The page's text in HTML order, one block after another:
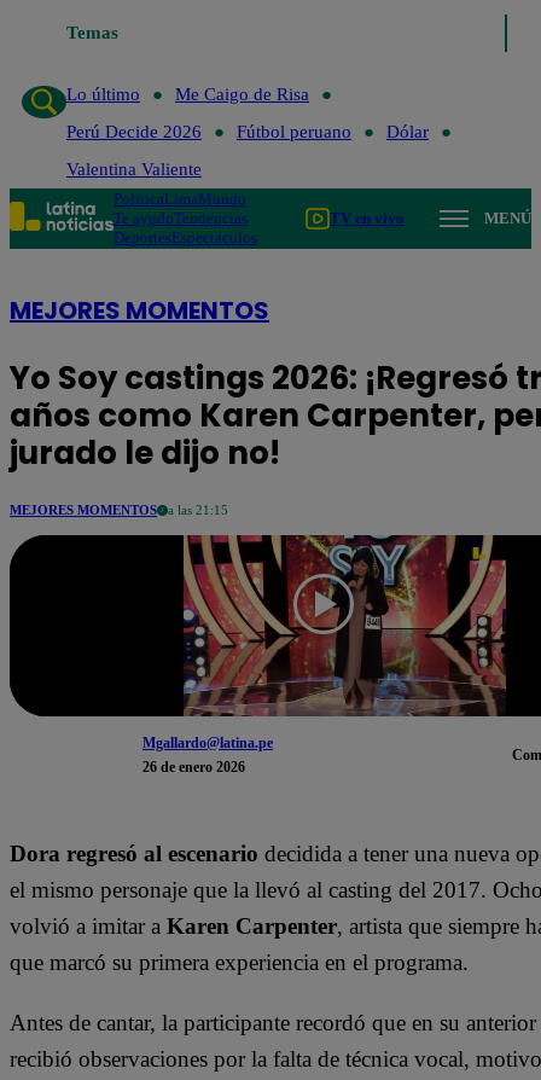
Temas
Lo último Me Caigo de Risa
Lo último
Me Caigo de Risa
Perú Decide 2026
Fútbol peruano
Dólar
Valentina Valiente
PolíticaLimaMundo
Te ayudoTendencias
DeportesEspectáculos
TV en vivo MENÚ
MEJORES MOMENTOS
Yo Soy castings 2026: ¡Regresó
años como Karen Carpenter,
jurado le dijo no!
MEJORES MOMENTOS a las 21:15
Mgallardo@latina.pe
26 de enero 2026
Dora regresó al escenario decidida a tener una nueva
el mismo personaje que la llevó al casting del 2017.
volvió a imitar a Karen Carpenter, artista que siempre
que marcó su primera experiencia en el programa.
Antes de cantar, la participante recordó que en su
recibió observaciones por la falta de técnica vocal,